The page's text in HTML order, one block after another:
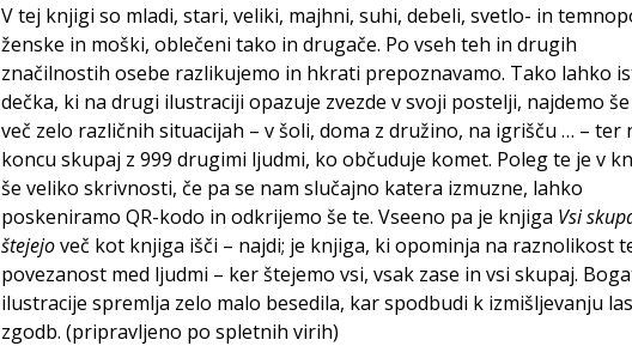
V tej knjigi so mladi, stari, veliki, majhni, suhi, debeli, svetlo- in
ženske in moški, oblečeni tako in drugače. Po vseh teh in drugih
značilnostih osebe razlikujemo in hkrati prepoznavamo. Tako lahko
dečka, ki na drugi ilustraciji opazuje zvezde v svoji postelji, najdemo
več zelo različnih situacijah – v šoli, doma z družino, na igrišču … – ter
koncu skupaj z 999 drugimi ljudmi, ko občuduje komet. Poleg te je v
še veliko skrivnosti, če pa se nam slučajno katera izmuzne, lahko
poskeniramo QR-kodo in odkrijemo še te. Vseeno pa je knjiga Vsi
štejejoveč kot knjiga išči – najdi; je knjiga, ki opominja na raznolikost
povezanost med ljudmi – ker štejemo vsi, vsak zase in vsi skupaj.
ilustracije spremlja zelo malo besedila, kar spodbudi k izmišljevanju
zgodb. (pripravljeno po spletnih virih)